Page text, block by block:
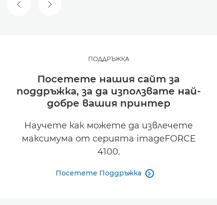
ПРЕДИШЕН СЛАЙД
СЛЕДВАЩ СЛАЙД
ПОДДРЪЖКА
Посетете нашия сайт за
поддръжка, за да използвате най-
добре вашия принтер
Научете как можете да извлечете
максимума от серията imageFORCE
4100.
Посетете Поддръжка 